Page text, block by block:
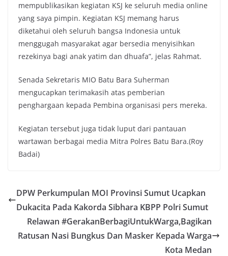
mempublikasikan kegiatan KSJ ke seluruh media online
yang saya pimpin. Kegiatan KSJ memang harus
diketahui oleh seluruh bangsa Indonesia untuk
menggugah masyarakat agar bersedia menyisihkan
rezekinya bagi anak yatim dan dhuafa”, jelas Rahmat.
Senada Sekretaris MIO Batu Bara Suherman
mengucapkan terimakasih atas pemberian
penghargaan kepada Pembina organisasi pers mereka.
Kegiatan tersebut juga tidak luput dari pantauan
wartawan berbagai media Mitra Polres Batu Bara.(Roy
Badai)
DPW Perkumpulan MOI Provinsi Sumut Ucapkan
Dukacita Pada Kakorda Sibhara KBPP Polri Sumut
Relawan #GerakanBerbagiUntukWarga,Bagikan
Ratusan Nasi Bungkus Dan Masker Kepada Warga
Kota Medan